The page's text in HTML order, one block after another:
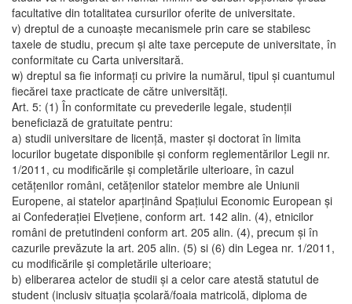
facultative din totalitatea cursurilor oferite de universitate.
v) dreptul de a cunoaşte mecanismele prin care se stabilesc
taxele de studiu, precum şi alte taxe percepute de universitate, în
conformitate cu Carta universitară.
w) dreptul sa fie informaţi cu privire la numărul, tipul şi cuantumul
fiecărei taxe practicate de către universităţi.
Art. 5: (1) În conformitate cu prevederile legale, studenţii
beneficiază de gratuitate pentru:
a) studii universitare de licenţă, master şi doctorat în limita
locurilor bugetate disponibile şi conform reglementărilor Legii nr.
1/2011, cu modificările şi completările ulterioare, în cazul
cetăţenilor români, cetăţenilor statelor membre ale Uniunii
Europene, ai statelor aparţinând Spaţiului Economic European şi
ai Confederaţiei Elveţiene, conform art. 142 alin. (4), etnicilor
români de pretutindeni conform art. 205 alin. (4), precum şi în
cazurile prevăzute la art. 205 alin. (5) si (6) din Legea nr. 1/2011,
cu modificările şi completările ulterioare;
b) eliberarea actelor de studii şi a celor care atestă statutul de
student (inclusiv situaţia şcolară/foaia matricolă, diploma de